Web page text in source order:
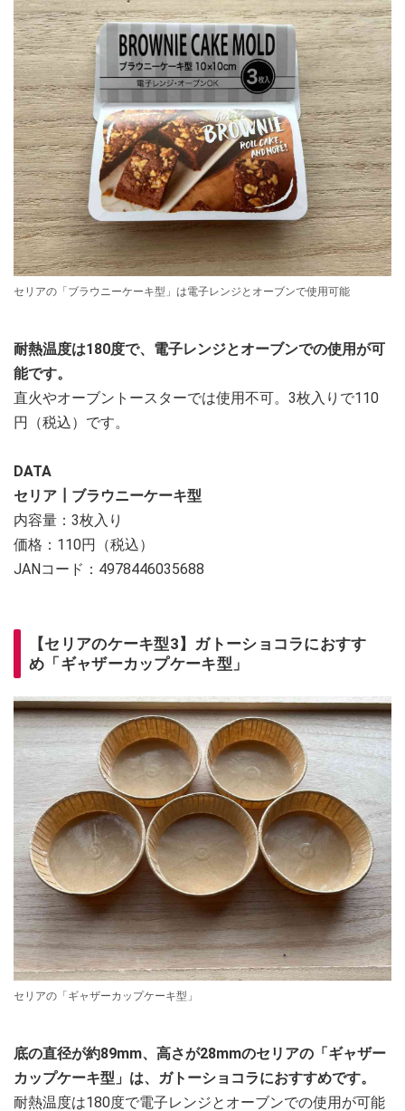
セリアの「ブラウニーケーキ型」は電子レンジとオーブンで使用可能
耐熱温度は180度で、電子レンジとオーブンでの使用が可
能です。
直火やオーブントースターでは使用不可。3枚入りで110
円（税込）です。
DATA
セリア┃ブラウニーケーキ型
内容量：3枚入り
価格：110円（税込）
JANコード：4978446035688
【セリアのケーキ型3】ガトーショコラにおすす
め「ギャザーカップケーキ型」
セリアの「ギャザーカップケーキ型」
底の直径が約89mm、高さが28mmのセリアの「ギャザー
カップケーキ型」は、ガトーショコラにおすすめです。
耐熱温度は180度で電子レンジとオーブンでの使用が可能